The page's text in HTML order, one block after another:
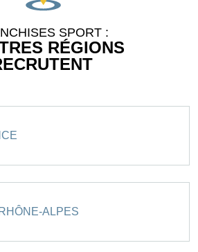
SPORT :
RÉGIONS
ALPES